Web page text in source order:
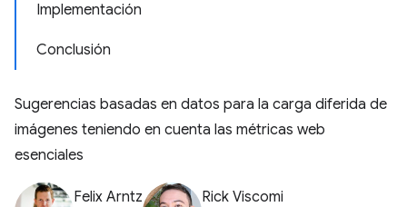
Implementación
Conclusión
Sugerencias basadas en datos para la carga diferida de
imágenes teniendo en cuenta las métricas web
esenciales
Felix Arntz Rick Viscomi